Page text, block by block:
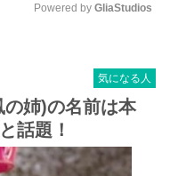
e
Powered by GliaStudios
気になる人
の姉)の名前は本
話題！